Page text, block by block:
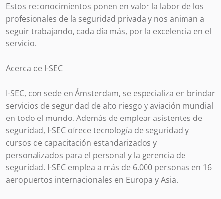
Estos reconocimientos ponen en valor la labor de los
profesionales de la seguridad privada y nos animan a
seguir trabajando, cada día más, por la excelencia en el
servicio.
Acerca de I-SEC
I-SEC, con sede en Ámsterdam, se especializa en brindar
servicios de seguridad de alto riesgo y aviación mundial
en todo el mundo. Además de emplear asistentes de
seguridad, I-SEC ofrece tecnología de seguridad y
cursos de capacitación estandarizados y
personalizados para el personal y la gerencia de
seguridad. I-SEC emplea a más de 6.000 personas en 16
aeropuertos internacionales en Europa y Asia.